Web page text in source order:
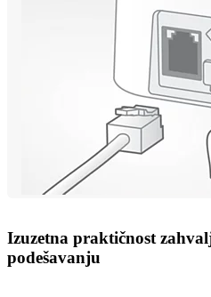
Izuzetna praktičnost
podešavanju